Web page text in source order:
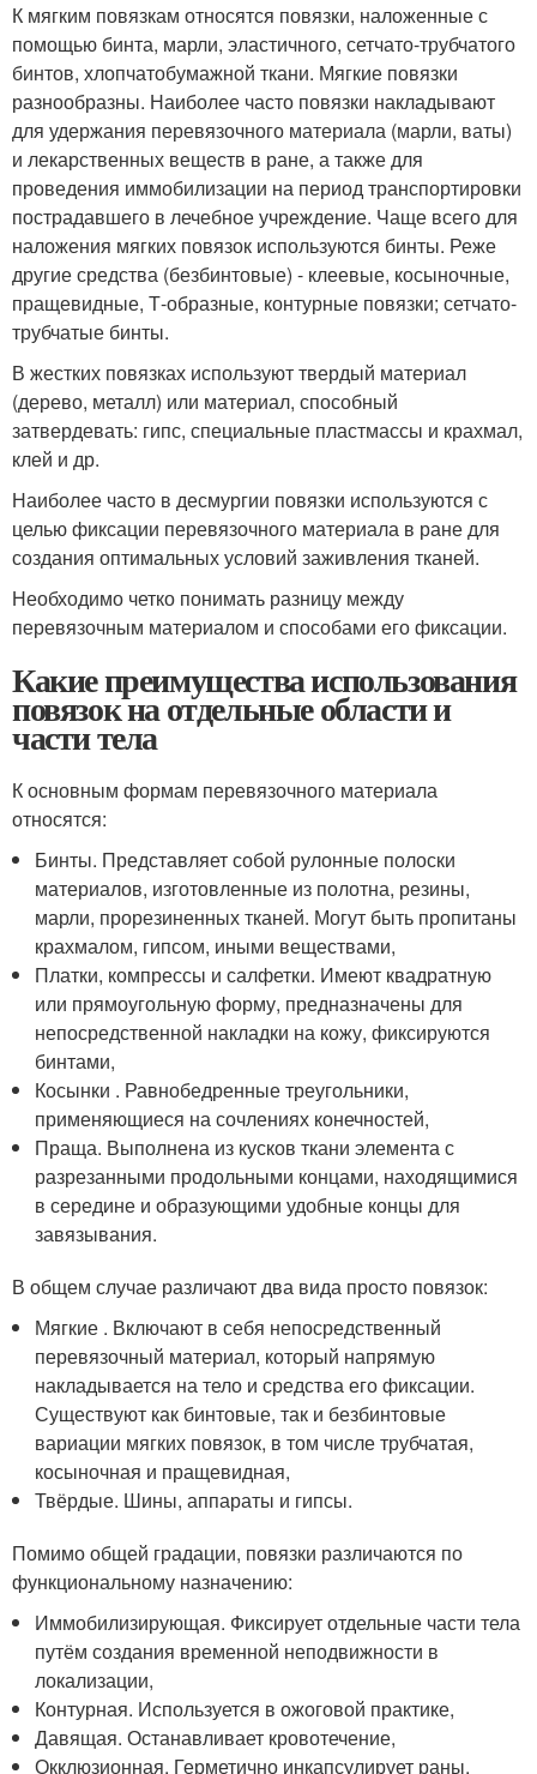
К мягким повязкам относятся повязки, наложенные с
помощью бинта, марли, эластичного, сетчато-трубчатого
бинтов, хлопчатобумажной ткани. Мягкие повязки
разнообразны. Наиболее часто повязки накладывают
для удержания перевязочного материала (марли, ваты)
и лекарственных веществ в ране, а также для
проведения иммобилизации на период транспортировки
пострадавшего в лечебное учреждение. Чаще всего для
наложения мягких повязок используются бинты. Реже
другие средства (безбинтовые) - клеевые, косыночные,
пращевидные, Т-образные, контурные повязки; сетчато-
трубчатые бинты.
В жестких повязках используют твердый материал
(дерево, металл) или материал, способный
затвердевать: гипс, специальные пластмассы и крахмал,
клей и др.
Наиболее часто в десмургии повязки используются с
целью фиксации перевязочного материала в ране для
создания оптимальных условий заживления тканей.
Необходимо четко понимать разницу между
перевязочным материалом и способами его фиксации.
Какие преимущества использования
повязок на отдельные области и
части тела
К основным формам перевязочного материала
относятся:
Бинты. Представляет собой рулонные полоски
материалов, изготовленные из полотна, резины,
марли, прорезиненных тканей. Могут быть пропитаны
крахмалом, гипсом, иными веществами,
Платки, компрессы и салфетки. Имеют квадратную
или прямоугольную форму, предназначены для
непосредственной накладки на кожу, фиксируются
бинтами,
Косынки . Равнобедренные треугольники,
применяющиеся на сочлениях конечностей,
Праща. Выполнена из кусков ткани элемента с
разрезанными продольными концами, находящимися
в середине и образующими удобные концы для
завязывания.
В общем случае различают два вида просто повязок:
Мягкие . Включают в себя непосредственный
перевязочный материал, который напрямую
накладывается на тело и средства его фиксации.
Существуют как бинтовые, так и безбинтовые
вариации мягких повязок, в том числе трубчатая,
косыночная и пращевидная,
Твёрдые. Шины, аппараты и гипсы.
Помимо общей градации, повязки различаются по
функциональному назначению:
Иммобилизирующая. Фиксирует отдельные части тела
путём создания временной неподвижности в
локализации,
Контурная. Используется в ожоговой практике,
Давящая. Останавливает кровотечение,
Окклюзионная. Герметично инкапсулирует раны,